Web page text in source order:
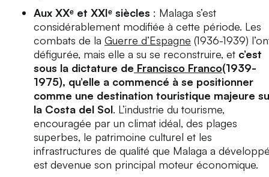
Aux XXᵉ et XXIᵉ siècles : Malaga s’est
considérablement modifiée à cette période. Les
combats de la Guerre d’Espagne (1936-1939)
défigurée, mais elle a su se reconstruire, et c’est
sous la dictature de Francisco Franco(1939-
1975), qu’elle a commencé à se positionner
comme une destination touristique majeure
la Costa del Sol. L’industrie du tourisme,
encouragée par un climat idéal, des plages
superbes, le patrimoine culturel et les
infrastructures de qualité que Malaga a
est devenue son principal moteur économique.